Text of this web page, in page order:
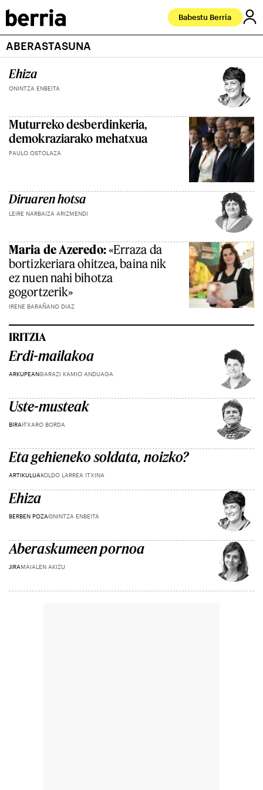
Babestu Berria
ABERASTASUNA
Ehiza
ONINTZA ENBEITA
Muturreko desberdinkeria,
demokraziarako mehatxua
PAULO OSTOLAZA
Diruaren hotsa
LEIRE NARBAIZA ARIZMENDI
Maria de Azeredo:«Erraza da
bortizkeriara ohitzea, baina nik
ez nuen nahi bihotza
gogortzerik»
IRENE BARAÑANO DIAZ
IRITZIA
Erdi-mailakoa
ARKUPEANGARAZI KAMIO ANDUAGA
Uste-musteak
BIRAITXARO BORDA
Eta gehieneko soldata, noizko?
ARTIKULUAKOLDO LARREA ITXINA
Ehiza
BERBEN POZAONINTZA ENBEITA
Aberaskumeen pornoa
JIRAMAIALEN AKIZU